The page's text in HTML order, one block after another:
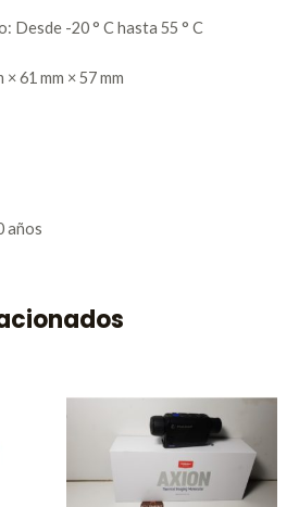
Desde -20 ° C hasta 55 ° C
61 mm × 57 mm
años